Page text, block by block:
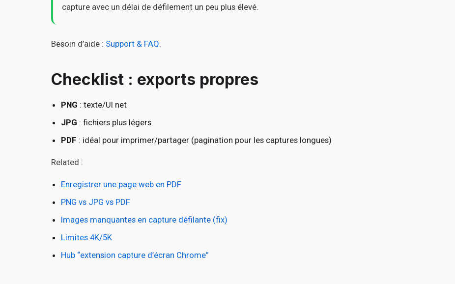
capture avec un délai de défilement un peu plus élevé.
Besoin d’aide : Support & FAQ.
Checklist : exports propres
PNG : texte/UI net
JPG : fichiers plus légers
PDF : idéal pour imprimer/partager (pagination pour les captures longues)
Related :
Enregistrer une page web en PDF
PNG vs JPG vs PDF
Images manquantes en capture défilante (fix)
Limites 4K/5K
Hub “extension capture d’écran Chrome”